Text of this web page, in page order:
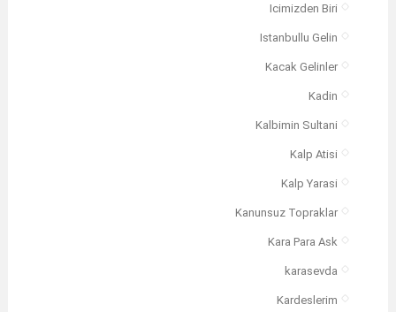
Icimizden Biri
Istanbullu Gelin
Kacak Gelinler
Kadin
Kalbimin Sultani
Kalp Atisi
Kalp Yarasi
Kanunsuz Topraklar
Kara Para Ask
karasevda
Kardeslerim